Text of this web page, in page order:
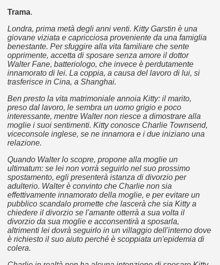
Trama.
Londra, prima metà degli anni venti. Kitty Garstin è una
giovane viziata e capricciosa proveniente da una famiglia
benestante. Per sfuggire alla vita familiare che sente
opprimente, accetta di sposare senza amore il dottor
Walter Fane, batteriologo, che invece è perdutamente
innamorato di lei. La coppia, a causa del lavoro di lui, si
trasferisce in Cina, a Shanghai.
Ben presto la vita matrimoniale annoia Kitty: il marito,
preso dal lavoro, le sembra un uomo grigio e poco
interessante, mentre Walter non riesce a dimostrare alla
moglie i suoi sentimenti. Kitty conosce Charlie Townsend,
viceconsole inglese, se ne innamora e i due iniziano una
relazione.
Quando Walter lo scopre, propone alla moglie un
ultimatum: se lei non vorrà seguirlo nel suo prossimo
spostamento, egli presenterà istanza di divorzio per
adulterio. Walter è convinto che Charlie non sia
effettivamente innamorato della moglie, e per evitare un
pubblico scandalo promette che lascerà che sia Kitty a
chiedere il divorzio se l'amante otterrà a sua volta il
divorzio da sua moglie e acconsentirà a sposarla,
altrimenti lei dovrà seguirlo in un villaggio dell'interno dove
è richiesto il suo aiuto perché è scoppiata un'epidemia di
colera.
David Lynch
classico
un esempio di film noir moderno
troppo parziale.
nella storia del cinema